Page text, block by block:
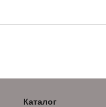
Каталог